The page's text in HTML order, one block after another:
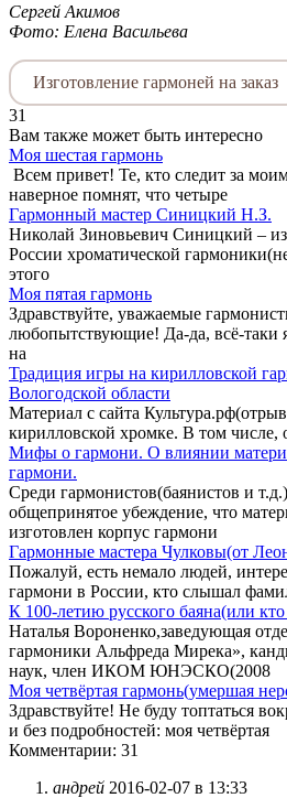
Сергей Акимов
Фото: Елена Васильева
Изготовление гармоней на заказ
31
Вам также может быть интересно
Моя шестая гармонь
Всем привет! Те, кто следит за
наверное помнят, что четыре
Гармонный мастер Синицкий Н.З.
Николай Зиновьевич Синицкий –
России хроматической
этого
Моя пятая гармонь
Здравствуйте, уважаемые
любопытствующие! Да-да, всё-таки
на
Традиция игры на кирилловской
Вологодской области
Материал с сайта
кирилловской хромке. В том числе,
Мифы о гармони. О влиянии
гармони.
Среди гармонистов(баянистов и
общепринятое убеждение, что
изготовлен корпус гармони
Гармонные мастера Чулковы(от
Пожалуй, есть немало людей,
гармони в России, кто слышал
К 100-летию русского баяна(или
Наталья Вороненко,заведующая
гармоники Альфреда Мирека»,
наук, член ИКОМ ЮНЭСКО(2008
Моя четвёртая гармонь(умершая
Здравствуйте! Не буду топтаться
и без подробностей: моя четвёртая
Комментарии: 31
андрей 2016-02-07 в 13:33